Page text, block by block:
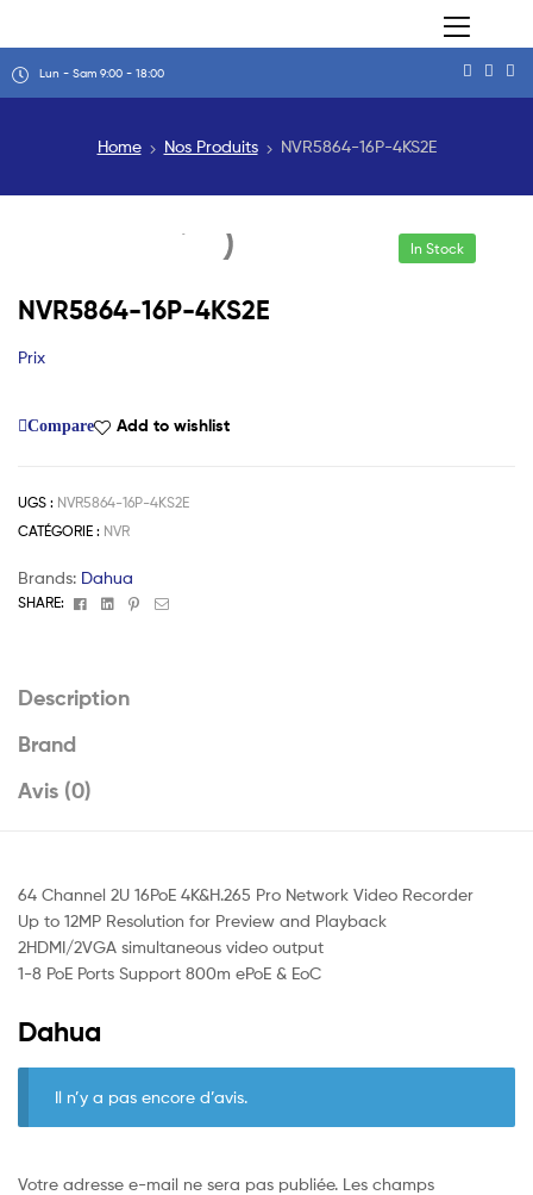
Lun - Sam 9:00 - 18:00
Home Nos Produits NVR5864-16P-4KS2E
In Stock
NVR5864-16P-4KS2E
Prix
Compare Add to wishlist
UGS : NVR5864-16P-4KS2E
CATÉGORIE : NVR
Brands: Dahua
SHARE: FacebookLinkedinPinterest
Email
Description
Brand
Avis (0)
64 Channel 2U 16PoE 4K&H.265 Pro Network Video Recorder
Up to 12MP Resolution for Preview and Playback
2HDMI/2VGA simultaneous video output
1-8 PoE Ports Support 800m ePoE & EoC
Dahua
Il n’y a pas encore d’avis.
Votre adresse e-mail ne sera pas publiée. Les champs